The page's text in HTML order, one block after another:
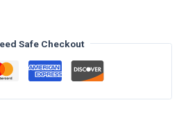
Safe Checkout